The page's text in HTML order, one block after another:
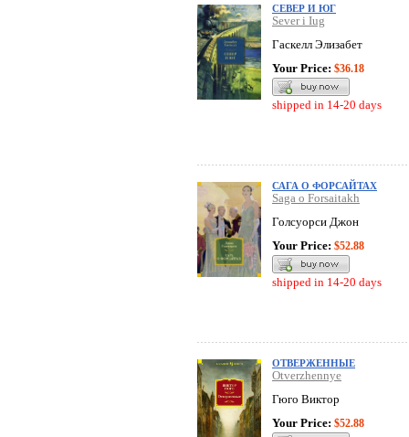
СЕВЕР И ЮГ
Sever i Iug
Гаскелл Элизабет
Your Price: $36.18
shipped in 14-20 days
САГА О ФОРСАЙТАХ
Saga o Forsaitakh
Голсуорси Джон
Your Price: $52.88
shipped in 14-20 days
ОТВЕРЖЕННЫЕ
Otverzhennye
Гюго Виктор
Your Price: $52.88